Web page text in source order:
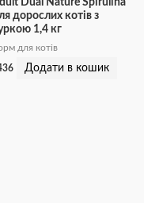
Dual Nature Spirulina
дорослих котів з
1,4 кг
для котів
Додати в кошик